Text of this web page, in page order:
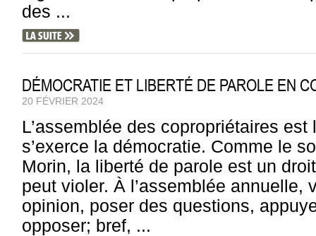
des ...
DÉMOCRATIE ET LIBERTÉ DE PAROLE EN
20 FÉVRIER 2024
L’assemblée des copropriétaires
s’exerce la démocratie. Comme le
Morin, la liberté de parole est un
peut violer. À l’assemblée annuelle,
opinion, poser des questions,
opposer; bref, ...